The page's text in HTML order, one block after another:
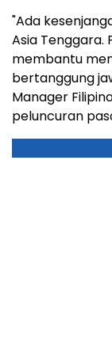
"Ada
Asia
membantu
bertanggung
Manager
peluncuran